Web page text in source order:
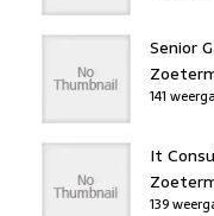
Senior
141
It
139